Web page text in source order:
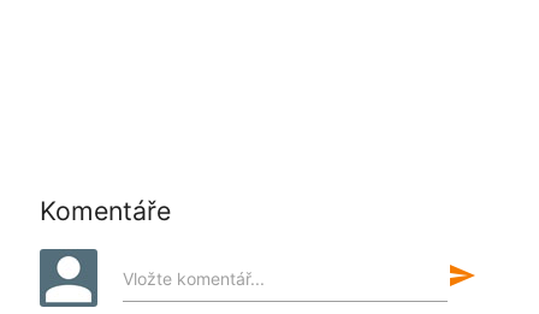
Komentáře
Vložte komentář... send